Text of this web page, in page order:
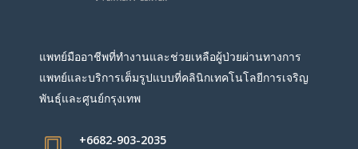
แพทย์มืออาชีพที่ทำงานและช่วยเหลือผู้ป่วยผ่านทางการ
แพทย์และบริการเต็มรูปแบบที่คลินิกเทคโนโลยีการเจริญ
พันธุ์และศูนย์กรุงเทพ
+6682-903-2035